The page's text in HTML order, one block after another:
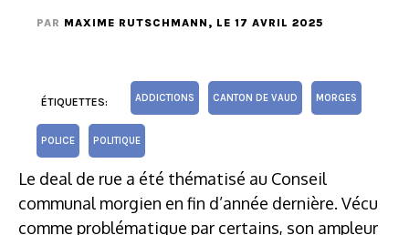
PAR MAXIME RUTSCHMANN , LE 17 AVRIL 2025
ÉTIQUETTES: ADDICTIONS CANTON DE VAUD MORGES
POLICE POLITIQUE
Le deal de rue a été thématisé au Conseil
communal morgien en fin d’année dernière. Vécu
comme problématique par certains, son ampleur